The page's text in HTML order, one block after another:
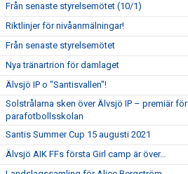
Från senaste styrelsemötet (10/1)
Riktlinjer för nivåanmälningar!
Från senaste styrelsemötet
Nya tränartrion för damlaget
Älvsjö IP o "Santisvallen"!
Solstrålarna sken över Älvsjö IP – premiär för
parafotbollsskolan
Santis Summer Cup 15 augusti 2021
Älvsjö AIK FFs första Girl camp är över…